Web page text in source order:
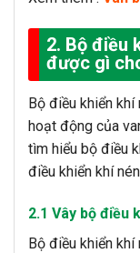
2. Bộ điều
được gì
Bộ điều khiển
hoạt động của
tìm hiểu bộ điều
điều khiển khí
2.1 Vây bộ điều
Bộ điều khiển